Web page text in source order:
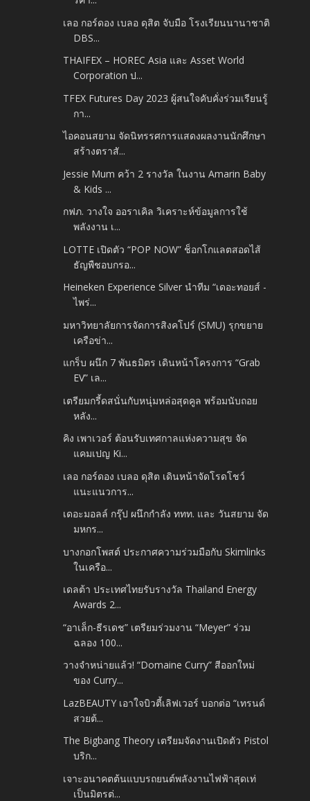
เลอ กอร์ดอง เบลอ ดุสิต จับมือ โรงเรียนนานาชาติ
DBS...
THAIFEX – HOREC Asia และ Asset World
Corporation ป...
TFEX Futures Day 2023 ผู้สนใจคับคั่งร่วมเรียนรู้
กา...
ไอคอนสยาม จัดนิทรรศการแสดงผลงานนักศึกษา
สร้างตราสั...
Jessie Mum คว้า 2 รางวัล ในงาน Amarin Baby
& Kids ...
กฟภ. วางใจ ออราเคิล วิเคราะห์ข้อมูลการใช้
พลังงาน เ...
LOTTE เปิดตัว “POP NOW” ช็อกโกแลตสอดไส้
ธัญพืชอบกรอ...
Heineken Experience Silver นำทีม “เดอะทอยส์ -
ไพร่...
มหาวิทยาลัยการจัดการสิงคโปร์ (SMU) รุกขยาย
เครือข่า...
แกร็บ ผนึก 7 พันธมิตร เดินหน้าโครงการ “Grab
EV” เล...
เตรียมกรี้ดสนั่นกับหนุ่มหล่อสุดคูล พร้อมนับถอย
หลัง...
คิง เพาเวอร์ ต้อนรับเทศกาลแห่งความสุข จัด
แคมเปญ Ki...
เลอ กอร์ดอง เบลอ ดุสิต เดินหน้าจัดโรดโชว์
แนะแนวการ...
เดอะมอลล์ กรุ๊ป ผนึกกำลัง ททท. และ วันสยาม จัด
มหกร...
บางกอกโพสต์ ประกาศความร่วมมือกับ Skimlinks
ในเครือ...
เดลต้า ประเทศไทยรับรางวัล Thailand Energy
Awards 2...
“อาเล็ก-ธีรเดช” เตรียมร่วมงาน “Meyer” ร่วม
ฉลอง 100...
วางจำหน่ายแล้ว! “Domaine Curry” สีออกใหม่
ของ Curry...
LazBEAUTY เอาใจบิวตี้เลิฟเวอร์ บอกต่อ “เทรนด์
สวยต้...
The Bigbang Theory เตรียมจัดงานเปิดตัว Pistol
บริก...
เจาะอนาคตต้นแบบรถยนต์พลังงานไฟฟ้าสุดเท่
เป็นมิตรต่...